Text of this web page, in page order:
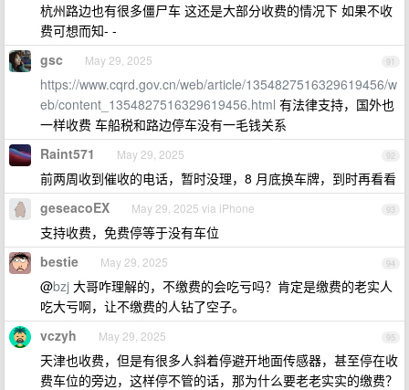
杭州路边也有很多僵尸车 这还是大部分收费的情况下 如果不收
费可想而知- -
91
gsc May 29, 2025
https://www.cqrd.gov.cn/web/article/1354827516329619456/w
eb/content_1354827516329619456.html 有法律支持，国外也
一样收费 车船税和路边停车没有一毛钱关系
92
Raint571 May 29, 2025
前两周收到催收的电话，暂时没理，8 月底换车牌，到时再看看
93
geseacoEX May 29, 2025 via iPhone
支持收费，免费停等于没有车位
94
bestie May 29, 2025
@bzj 大哥咋理解的，不缴费的会吃亏吗？肯定是缴费的老实人
吃大亏啊，让不缴费的人钻了空子。
95
vczyh May 29, 2025
天津也收费，但是有很多人斜着停避开地面传感器，甚至停在收
费车位的旁边，这样停不管的话，那为什么要老老实实的缴费？